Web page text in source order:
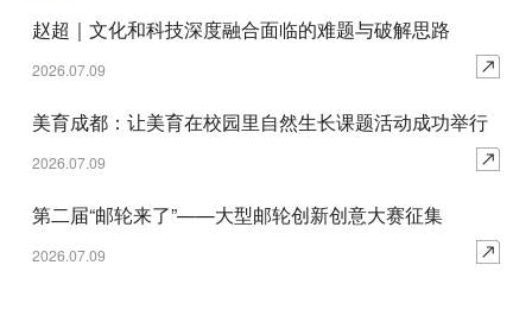
赵超｜文化和科技深度融合面临的难题与破解思路
2026.07.09
美育成都：让美育在校园里自然生长课题活动成功举行
2026.07.09
第二届“邮轮来了”——大型邮轮创新创意大赛征集
2026.07.09